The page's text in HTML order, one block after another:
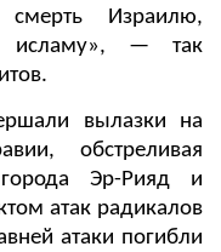
Израилю,
исламу», — так
вылазки на
обстреливая
города Эр-Рияд и
атак радикалов
атаки погибли